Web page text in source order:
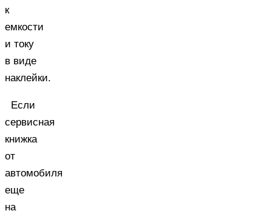
к
емкости
и току
в виде
наклейки.
Если
сервисная
книжка
от
автомобиля
еще
на